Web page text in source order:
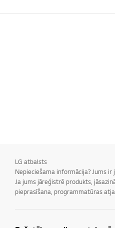
LG atbalsts
Nepieciešama informācija? Jums
Ja jums jāreģistrē produkts,
pieprasīšana, programmatūras